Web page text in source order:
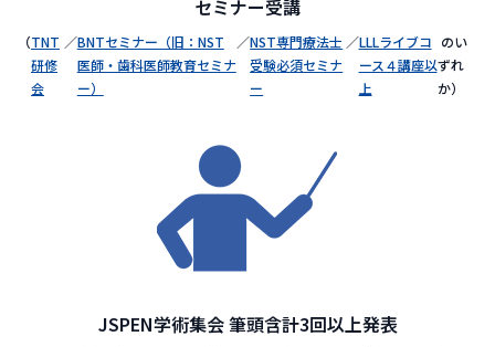
セミナー受講
（TNT
研修
会
／BNTセミナー（旧：NST
医師・歯科医師教育セミナ
ー）
／NST専門療法士
受験必須セミナ
ー
／L​LLライブコ
ース４講座以
上
のい
ずれ
か）
JSPEN学術集会​ 筆頭含計3回以上発表